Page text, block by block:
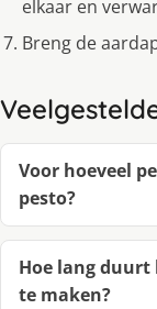
elkaar en
Breng de
Voor hoeveel
pesto?
Hoe lang duurt
te maken?